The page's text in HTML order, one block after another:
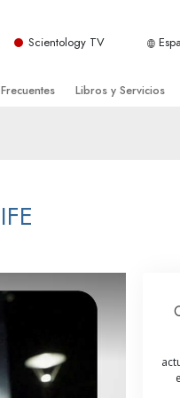
Scientology TV
de Scientology
Libros y Servicios
Introductorias
Iniciales Ayudas para
La Integridad y la
La Escala Tonal